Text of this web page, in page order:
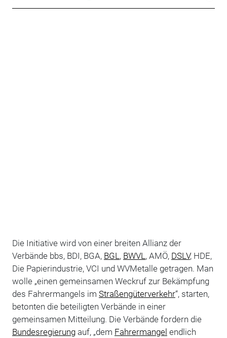
Die Initiative wird von einer breiten Allianz der
Verbände bbs, BDI, BGA, BGL, BWVL, AMÖ, DSLV, HDE,
Die Papierindustrie, VCI und WVMetalle getragen. Man
wolle „einen gemeinsamen Weckruf zur Bekämpfung
des Fahrermangels im Straßengüterverkehr“, starten,
betonten die beteiligten Verbände in einer
gemeinsamen Mitteilung. Die Verbände fordern die
Bundesregierungauf, „dem Fahrermangel endlich